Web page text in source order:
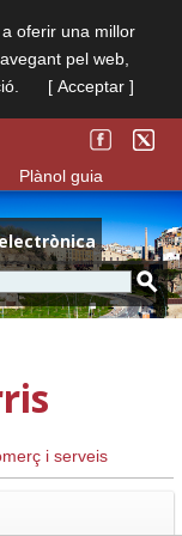
oferir una millor
pel web,
[ Acceptar ]
Plànol guia
i serveis